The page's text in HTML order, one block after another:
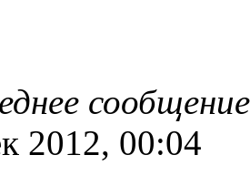
2012, 00:04